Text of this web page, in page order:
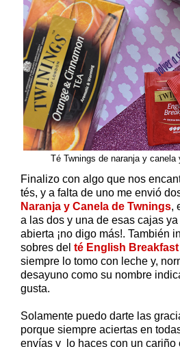
Té Twnings de naranja y
Finalizo con algo que nos
tés, y a falta de uno me envió
Naranja y Canela de Twnings,
a las dos y una de esas cajas
abierta ¡no digo más!. También
sobres del té English
siempre lo tomo con leche y,
desayuno como su nombre
gusta.
Solamente puedo darte las
porque siempre aciertas en
envías y lo haces con un cariño